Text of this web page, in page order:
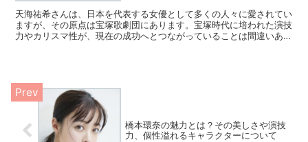
天海祐希さんは、日本を代表する女優として多くの人々に愛されてい
ますが、その原点は宝塚歌劇団にあります。宝塚時代に培われた演技
力やカリスマ性が、現在の成功へとつながっていることは間違いあり
橋本環奈の魅力とは？その美しさや演技
力、個性溢れるキャラクターについて